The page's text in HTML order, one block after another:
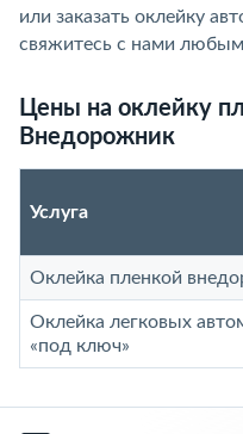
или заказать оклейку
свяжитесь с нами
Цены на оклейку
Внедорожник
Услуга
Оклейка пленкой
Оклейка легковых
«под ключ»